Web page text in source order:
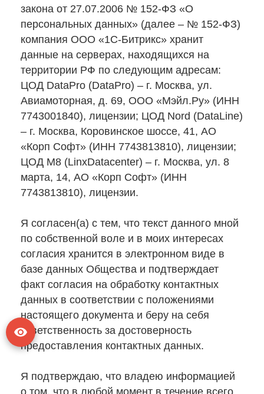
закона от 27.07.2006 № 152-ФЗ «О
персональных данных» (далее – № 152-ФЗ)
компания ООО «1С-Битрикс» хранит
данные на серверах, находящихся на
территории РФ по следующим адресам:
ЦОД DataPro (DataPro) – г. Москва, ул.
Авиамоторная, д. 69, ООО «Мэйл.Ру» (ИНН
7743001840), лицензии; ЦОД Nord (DataLine)
– г. Москва, Коровинское шоссе, 41, АО
«Корп Софт» (ИНН 7743813810), лицензии;
ЦОД М8 (LinxDatacenter) – г. Москва, ул. 8
марта, 14, АО «Корп Софт» (ИНН
7743813810), лицензии.
Я согласен(а) с тем, что текст данного мной
по собственной воле и в моих интересах
согласия хранится в электронном виде в
базе данных Общества и подтверждает
факт согласия на обработку контактных
данных в соответствии с положениями
настоящего документа и беру на себя
ответственность за достоверность
предоставления контактных данных.
Я подтверждаю, что владею информацией
о том, что в любой момент в течение всего